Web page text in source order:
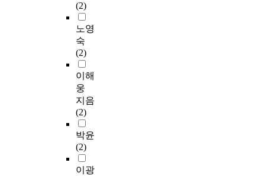
(2)
노영
숙
(2)
이해
웅
지음
(2)
박윤
(2)
이광